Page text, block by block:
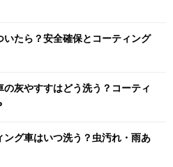
たら？安全確保とコーティング
灰やすすはどう洗う？コーティ
グ車はいつ洗う？虫汚れ・雨あ